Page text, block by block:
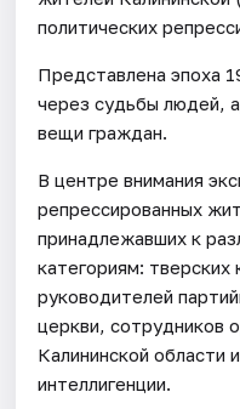
политических
Представлена эпоха
через судьбы людей,
вещи граждан.
В центре внимания
репрессированных
принадлежавших к
категориям: тверских
руководителей
церкви, сотрудников
Калининской области
интеллигенции.